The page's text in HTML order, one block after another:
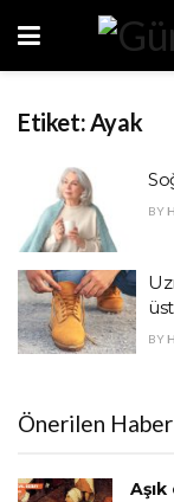
Etiket:Ayak
BY
BY
Önerilen